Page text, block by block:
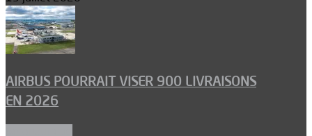
AIRBUS POURRAIT VISER 900 LIVRAISONS
EN 2026